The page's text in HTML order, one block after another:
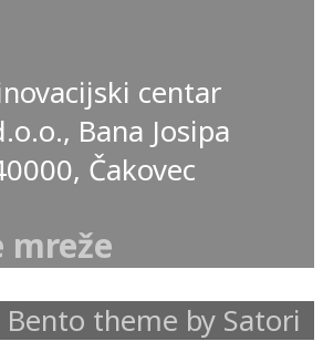
centar
Bana Josipa
Čakovec
mreže
theme by Satori